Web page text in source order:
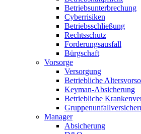
Betriebsunterbrechung
Cyberrisiken
Betriebsschließung
Rechtsschutz
Forderungsausfall
Bürgschaft
Vorsorge
Versorgung
Betriebliche
Keyman-Absicherung
Betriebliche
Manager
Absicherung